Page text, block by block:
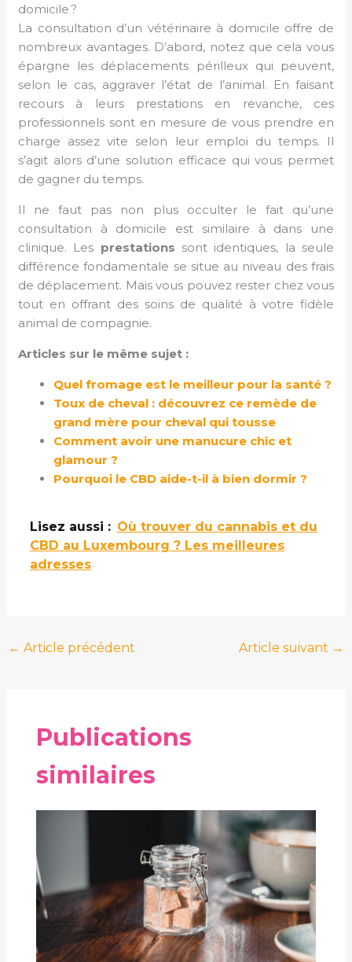
domicile ?
La consultation d’un vétérinaire à domicile offre de
nombreux avantages. D’abord, notez que cela vous
épargne les déplacements périlleux qui peuvent,
selon le cas, aggraver l’état de l’animal. En faisant
recours à leurs prestations en revanche, ces
professionnels sont en mesure de vous prendre en
charge assez vite selon leur emploi du temps. Il
s’agit alors d’une solution efficace qui vous permet
de gagner du temps.
Il ne faut pas non plus occulter le fait qu’une
consultation à domicile est similaire à dans une
clinique. Les prestations sont identiques, la seule
différence fondamentale se situe au niveau des frais
de déplacement. Mais vous pouvez rester chez vous
tout en offrant des soins de qualité à votre fidèle
animal de compagnie.
Articles sur le même sujet :
Quel fromage est le meilleur pour la santé ?
Toux de cheval : découvrez ce remède de
grand mère pour cheval qui tousse
Comment avoir une manucure chic et
glamour ?
Pourquoi le CBD aide-t-il à bien dormir ?
Lisez aussi : Où trouver du cannabis et du
CBD au Luxembourg ? Les meilleures
adresses
← Article précédent Article suivant →
Publications
similaires